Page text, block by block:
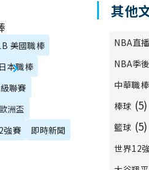
美國職棒
本職棒
聯賽
洲盃
強賽
即時新聞
其他
NBA直播
NBA季
中華職棒
棒球 (5)
籃球 (5)
世界12